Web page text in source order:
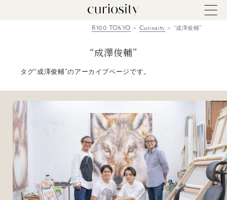
R100 TOKYO Curiosity “成澤俊輔”
“成澤俊輔”
タグ“成澤俊輔”のアーカイブページです。